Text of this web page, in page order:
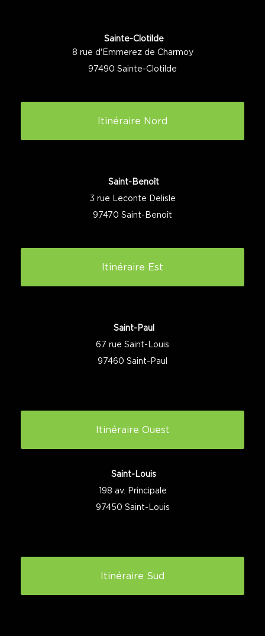
Sainte-Clotilde
8 rue d'Emmerez de Charmoy
97490 Sainte-Clotilde
Itinéraire Nord
Saint-Benoît
3 rue Leconte Delisle
97470 Saint-Benoît
Itinéraire Est
Saint-Paul
67 rue Saint-Louis
97460 Saint-Paul
Itinéraire Ouest
Saint-Louis
198 av. Principale
97450 Saint-Louis
Itinéraire Sud